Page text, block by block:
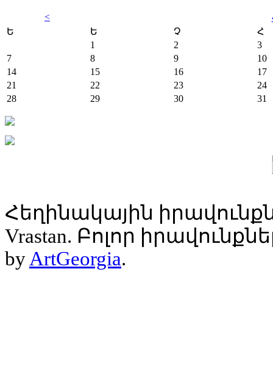
<
Ե
Ե Չ
Հ
1
2
3
7
8 9
10
14
15 16
17
21
22 23
24
28
29 30 31
Հեղինակային
Vrastan. Բոլոր
by ArtGeorgia.